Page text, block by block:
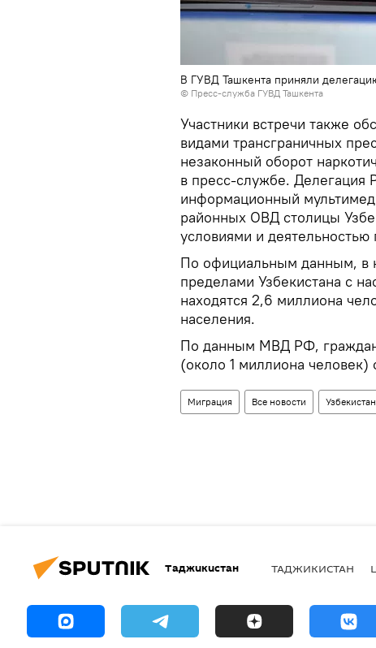
В ГУВД Ташкента приняли
© Пресс-служба ГУВД Ташкента
Участники встречи также
видами трансграничных
незаконный оборот
в пресс-службе. Делегация
информационный
районных ОВД столицы
условиями и деятельностью
По официальным данным, в
пределами Узбекистана с
находятся 2,6 миллиона
населения.
По данным МВД РФ,
(около 1 миллиона человек)
Миграция Все новости Узбекистан
Таджикистан ТАДЖИКИСТАН